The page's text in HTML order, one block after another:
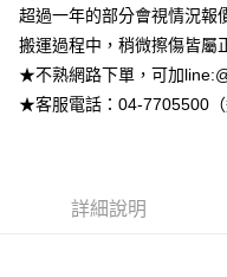
2.付款方式選擇「大哥付你分
流程，驗證手機門號後，選擇
成交易。
3.實際核准額度、可分期數及
4.訂單成立30分鐘內，如未前
醒簡訊。
相關說明
【關於「AFTEE先享後付」】
AFTEE先享後付是「在收到商
便利好安心！
１．簡單：不需註冊會員、不
１．於結帳方式選擇「AFTEE
ATM付款
運送方式
超過一年的部分會視情況報
搬運過程中，稍微擦傷皆屬
★不熟網路下單，可加
★客服電話：04-7705500（
詳細說明